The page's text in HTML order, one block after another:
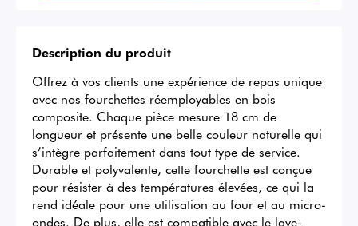
Description du produit
Offrez à vos clients une expérience de repas unique
avec nos fourchettes réemployables en bois
composite. Chaque pièce mesure 18 cm de
longueur et présente une belle couleur naturelle qui
s’intègre parfaitement dans tout type de service.
Durable et polyvalente, cette fourchette est conçue
pour résister à des températures élevées, ce qui la
rend idéale pour une utilisation au four et au micro-
ondes. De plus, elle est compatible avec le lave-